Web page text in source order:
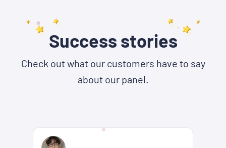
Success stories
Check out what our customers have to say
about our panel.